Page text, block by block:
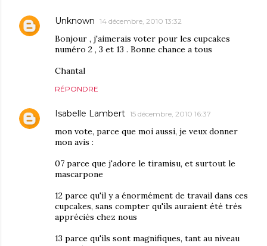
Unknown 14 décembre, 2010 13:32
Bonjour , j'aimerais voter pour les cupcakes
numéro 2 , 3 et 13 . Bonne chance a tous
Chantal
RÉPONDRE
Isabelle Lambert 15 décembre, 2010 16:37
mon vote, parce que moi aussi, je veux donner
mon avis :
07 parce que j'adore le tiramisu, et surtout le
mascarpone
12 parce qu'il y a énormément de travail dans ces
cupcakes, sans compter qu'ils auraient été très
appréciés chez nous
13 parce qu'ils sont magnifiques, tant au niveau